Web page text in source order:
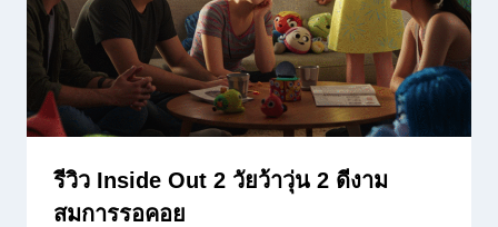
รีวิว Inside Out 2 วัยว้าวุ่น 2 ดีงาม
สมการรอคอย